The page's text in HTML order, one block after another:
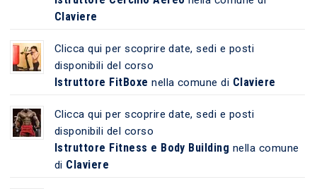
Claviere
Clicca qui per scoprire date, sedi e posti
disponibili del corso
Istruttore FitBoxe nella comune di Claviere
Clicca qui per scoprire date, sedi e posti
disponibili del corso
Istruttore Fitness e Body Building nella comune
di Claviere